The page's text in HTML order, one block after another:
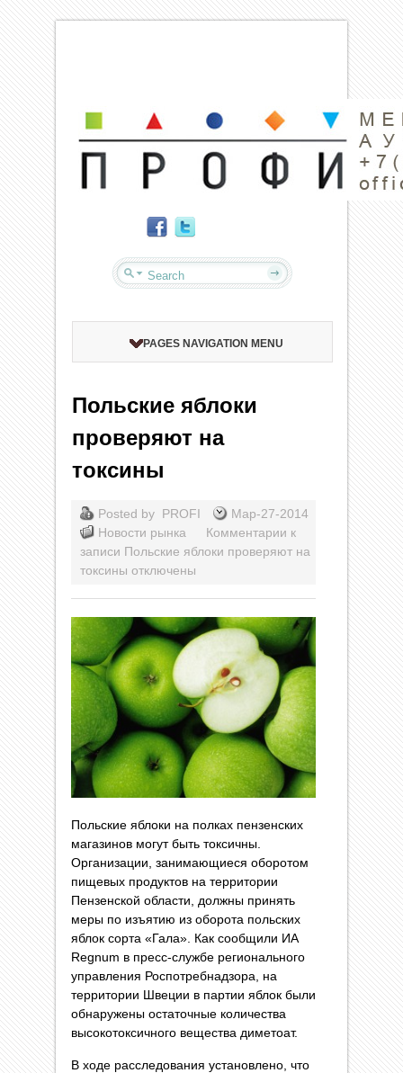
PAGES NAVIGATION MENU
Польские яблоки
проверяют на
токсины
Posted by PROFI
Мар-27-2014
Новости рынка
Комментарии к
записи Польские яблоки проверяют на
токсины отключены
Польские яблоки на полках пензенских
магазинов могут быть токсичны.
Организации, занимающиеся оборотом
пищевых продуктов на территории
Пензенской области, должны принять
меры по изъятию из оборота польских
яблок сорта «Гала». Как сообщили ИА
Regnum в пресс-службе регионального
управления Роспотребнадзора, на
территории Швеции в партии яблок были
обнаружены остаточные количества
высокотоксичного вещества диметоат.
В ходе расследования установлено, что